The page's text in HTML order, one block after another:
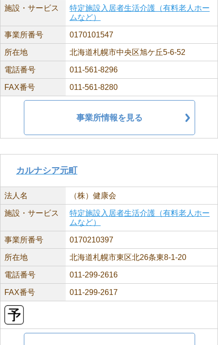
施設・サービス
特定施設入居者生活介護（有料老人ホー
ムなど）
事業所番号 0170101547
所在地 北海道札幌市中央区旭ケ丘5-6-52
電話番号 011-561-8296
FAX番号 011-561-8280
事業所情報を見る
カルナシア元町
法人名 （株）健康会
施設・サービス
特定施設入居者生活介護（有料老人ホー
ムなど）
事業所番号 0170210397
所在地 北海道札幌市東区北26条東8-1-20
電話番号 011-299-2616
FAX番号 011-299-2617